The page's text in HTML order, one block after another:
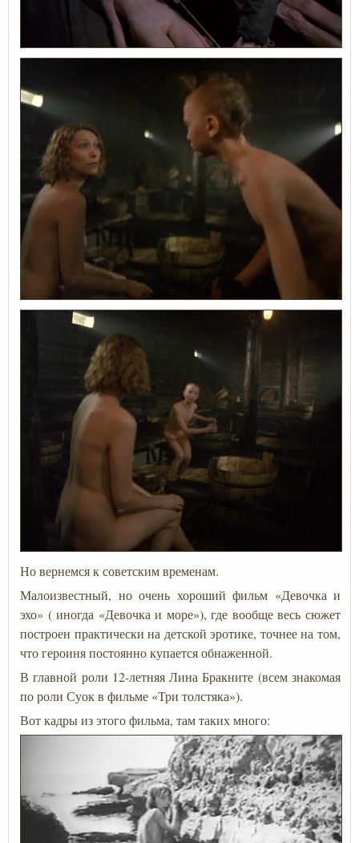
Но вернемся к советским временам.
Малоизвестный, но очень хороший фильм «Девочка и
эхо» ( иногда «Девочка и море»), где вообще весь сюжет
построен практически на детской эротике, точнее на том,
что героиня постоянно купается обнаженной.
В главной роли 12-летняя Лина Бракните (всем знакомая
по роли Суок в фильме «Три толстяка»).
Вот кадры из этого фильма, там таких много: